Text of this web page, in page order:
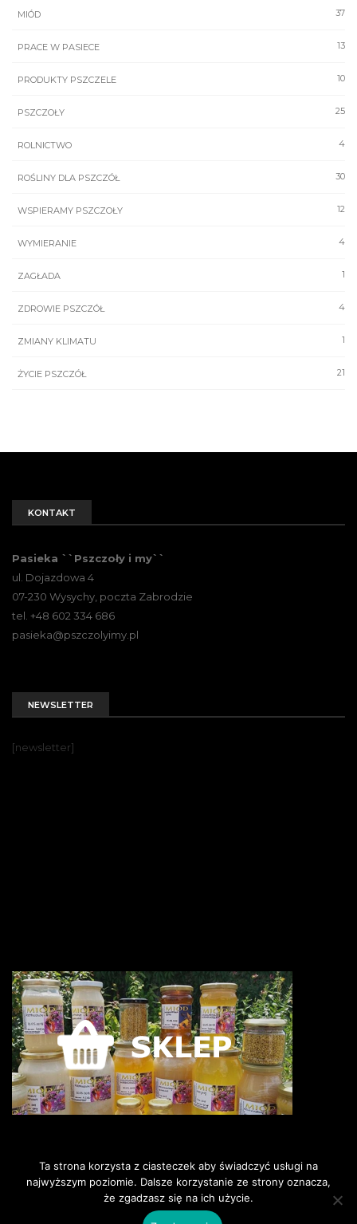
37
MIÓD
13
PRACE W PASIECE
10
PRODUKTY PSZCZELE
25
PSZCZOŁY
4
ROLNICTWO
30
ROŚLINY DLA PSZCZÓŁ
12
WSPIERAMY PSZCZOŁY
4
WYMIERANIE
1
ZAGŁADA
4
ZDROWIE PSZCZÓŁ
1
ZMIANY KLIMATU
21
ŻYCIE PSZCZÓŁ
KONTAKT
Pasieka ``Pszczoły i my``
ul. Dojazdowa 4
07-230 Wysychy, poczta Zabrodzie
tel. +48 602 334 686
pasieka@pszczolyimy.pl
NEWSLETTER
[newsletter]
©2018 Pszczoly i my. Wszelkie
Ta strona korzysta z ciasteczek aby świadczyć usługi na
najwyższym poziomie. Dalsze korzystanie ze strony oznacza,
że zgadzasz się na ich użycie.